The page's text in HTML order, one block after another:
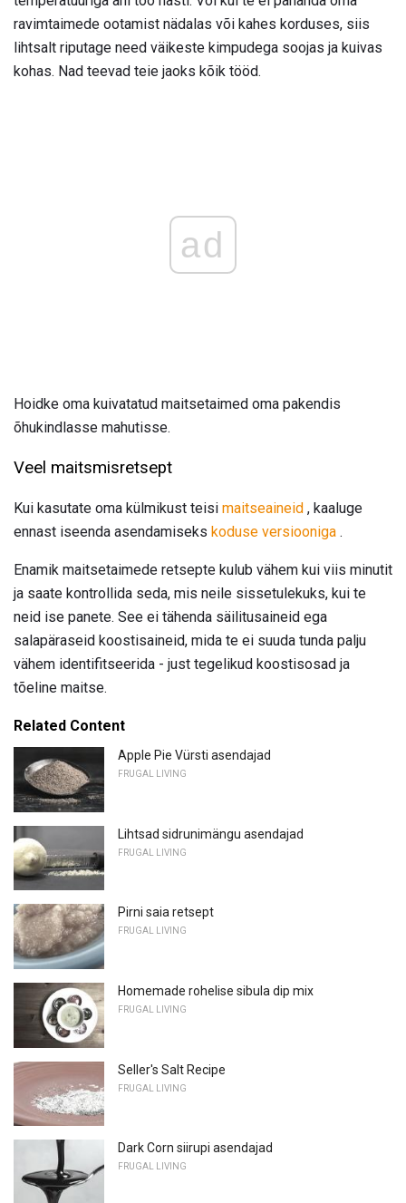
ravimtaimede ootamist nädalas või kahes korduses, siis
lihtsalt riputage need väikeste kimpudega soojas ja kuivas
kohas. Nad teevad teie jaoks kõik tööd.
ad
Hoidke oma kuivatatud maitsetaimed oma pakendis
õhukindlasse mahutisse.
Veel maitsmisretsept
Kui kasutate oma külmikust teisi maitseaineid , kaaluge
ennast iseenda asendamiseks koduse versiooniga .
Enamik maitsetaimede retsepte kulub vähem kui viis minutit
ja saate kontrollida seda, mis neile sissetulekuks, kui te
neid ise panete. See ei tähenda säilitusaineid ega
salapäraseid koostisaineid, mida te ei suuda tunda palju
vähem identifitseerida - just tegelikud koostisosad ja
tõeline maitse.
Related Content
Apple Pie Vürsti asendajad
FRUGAL LIVING
Lihtsad sidrunimängu asendajad
FRUGAL LIVING
Pirni saia retsept
FRUGAL LIVING
Homemade rohelise sibula dip mix
FRUGAL LIVING
Seller's Salt Recipe
FRUGAL LIVING
Dark Corn siirupi asendajad
FRUGAL LIVING